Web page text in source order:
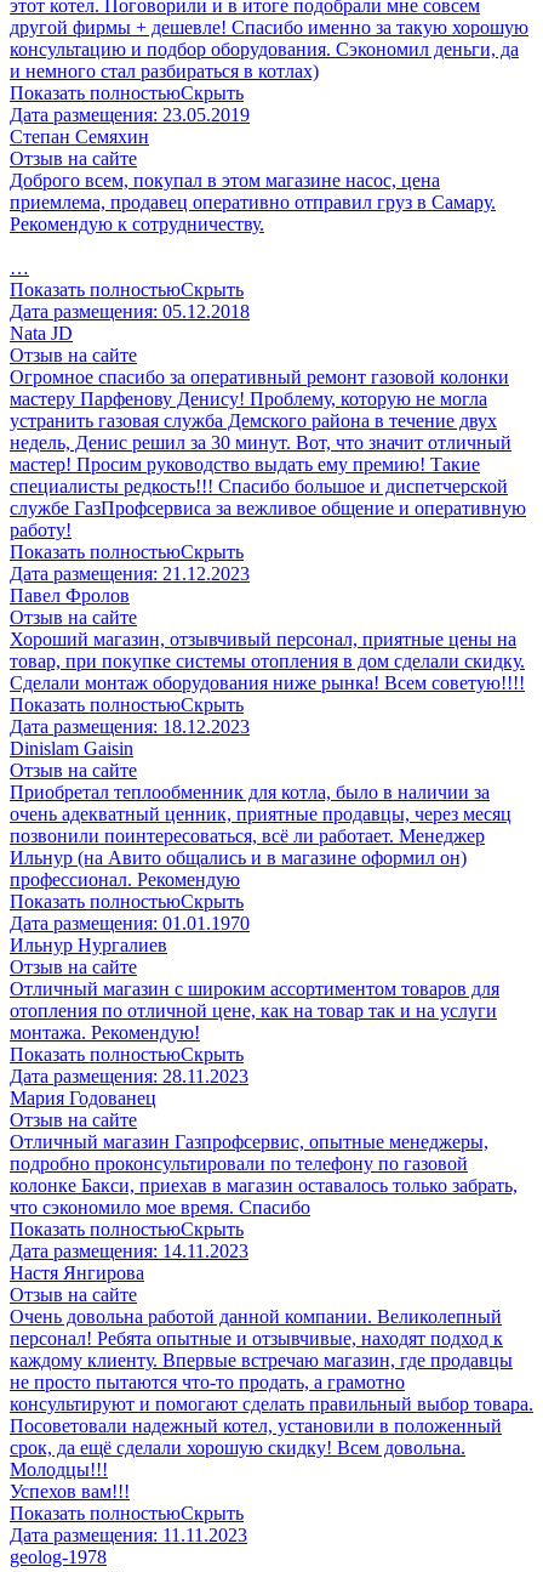
этот котел. Поговорили и в итоге подобрали мне совсем
другой фирмы + дешевле! Спасибо именно за такую хорошую
консультацию и подбор оборудования. Сэкономил деньги, да
и немного стал разбираться в котлах)
Показать полностьюСкрыть
Дата размещения: 23.05.2019
Степан Семяхин
Отзыв на сайте
Доброго всем, покупал в этом магазине насос, цена
приемлема, продавец оперативно отправил груз в Самару.
Рекомендую к сотрудничеству.
…
Показать полностьюСкрыть
Дата размещения: 05.12.2018
Nata JD
Отзыв на сайте
Огромное спасибо за оперативный ремонт газовой колонки
мастеру Парфенову Денису! Проблему, которую не могла
устранить газовая служба Демского района в течение двух
недель, Денис решил за 30 минут. Вот, что значит отличный
мастер! Просим руководство выдать ему премию! Такие
специалисты редкость!!! Спасибо большое и диспетчерской
службе ГазПрофсервиса за вежливое общение и оперативную
работу!
Показать полностьюСкрыть
Дата размещения: 21.12.2023
Павел Фролов
Отзыв на сайте
Хороший магазин, отзывчивый персонал, приятные цены на
товар, при покупке системы отопления в дом сделали скидку.
Сделали монтаж оборудования ниже рынка! Всем советую!!!!
Показать полностьюСкрыть
Дата размещения: 18.12.2023
Dinislam Gaisin
Отзыв на сайте
Приобретал теплообменник для котла, было в наличии за
очень адекватный ценник, приятные продавцы, через месяц
позвонили поинтересоваться, всё ли работает. Менеджер
Ильнур (на Авито общались и в магазине оформил он)
профессионал. Рекомендую
Показать полностьюСкрыть
Дата размещения: 01.01.1970
Ильнур Нургалиев
Отзыв на сайте
Отличный магазин с широким ассортиментом товаров для
отопления по отличной цене, как на товар так и на услуги
монтажа. Рекомендую!
Показать полностьюСкрыть
Дата размещения: 28.11.2023
Мария Годованец
Отзыв на сайте
Отличный магазин Газпрофсервис, опытные менеджеры,
подробно проконсультировали по телефону по газовой
колонке Бакси, приехав в магазин оставалось только забрать,
что сэкономило мое время. Спасибо
Показать полностьюСкрыть
Дата размещения: 14.11.2023
​Настя Янгирова
Отзыв на сайте
Очень довольна работой данной компании. Великолепный
персонал! Ребята опытные и отзывчивые, находят подход к
каждому клиенту. Впервые встречаю магазин, где продавцы
не просто пытаются что-то продать, а грамотно
консультируют и помогают сделать правильный выбор товара.
Посоветовали надежный котел, установили в положенный
срок, да ещё сделали хорошую скидку! Всем довольна.
Молодцы!!!
Успехов вам!!!
Показать полностьюСкрыть
Дата размещения: 11.11.2023
geolog-1978